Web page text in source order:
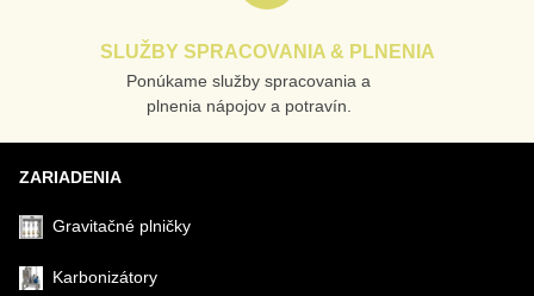
SLUŽBY SPRACOVANIA & PLNENIA
Ponúkame služby spracovania a
plnenia nápojov a potravín.
ZARIADENIA
Gravitačné plničky
Karbonizátory